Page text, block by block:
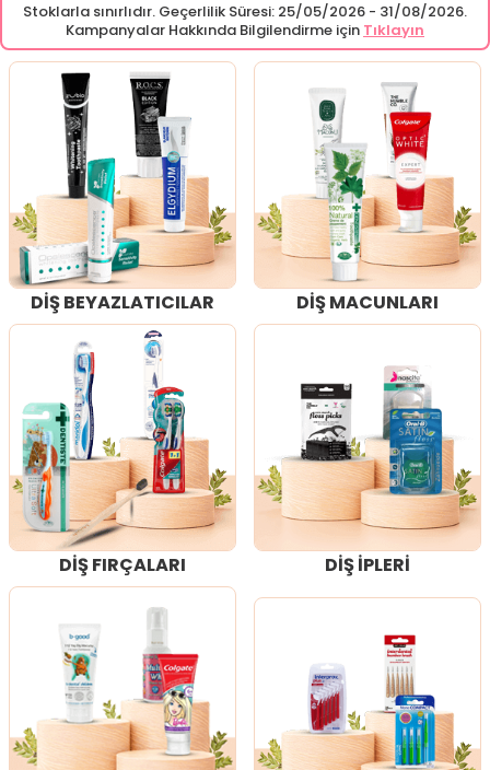
Stoklarla sınırlıdır. Geçerlilik Süresi: 25/05/2026 - 31/08/2026.
Kampanyalar Hakkında Bilgilendirme için Tıklayın
DİŞ BEYAZLATICILAR DİŞ MACUNLARI
DİŞ FIRÇALARI DİŞ İPLERİ